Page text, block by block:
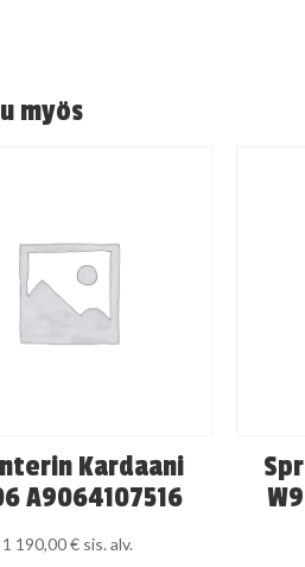
myös
Kardaani
A9064107516
1 190,00€ sis. alv.